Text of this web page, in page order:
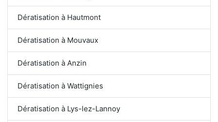
Dératisation à Hautmont
Dératisation à Mouvaux
Dératisation à Anzin
Dératisation à Wattignies
Dératisation à Lys-lez-Lannoy